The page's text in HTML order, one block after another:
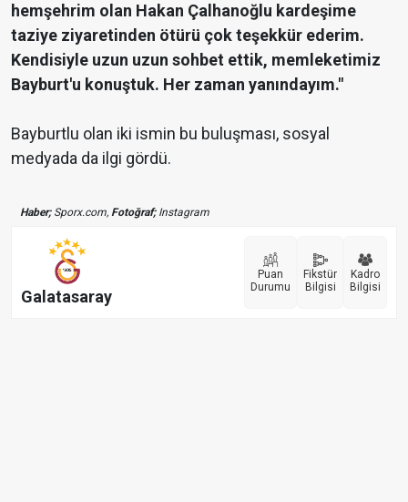
hemşehrim olan Hakan Çalhanoğlu kardeşime
taziye ziyaretinden ötürü çok teşekkür ederim.
Kendisiyle uzun uzun sohbet ettik, memleketimiz
Bayburt'u konuştuk. Her zaman yanındayım."
Bayburtlu olan iki ismin bu buluşması, sosyal
medyada da ilgi gördü.
Haber;Sporx.com, Fotoğraf;Instagram
Galatasaray
Puan
Durumu
Fikstür
Bilgisi
Kadro
Bilgisi